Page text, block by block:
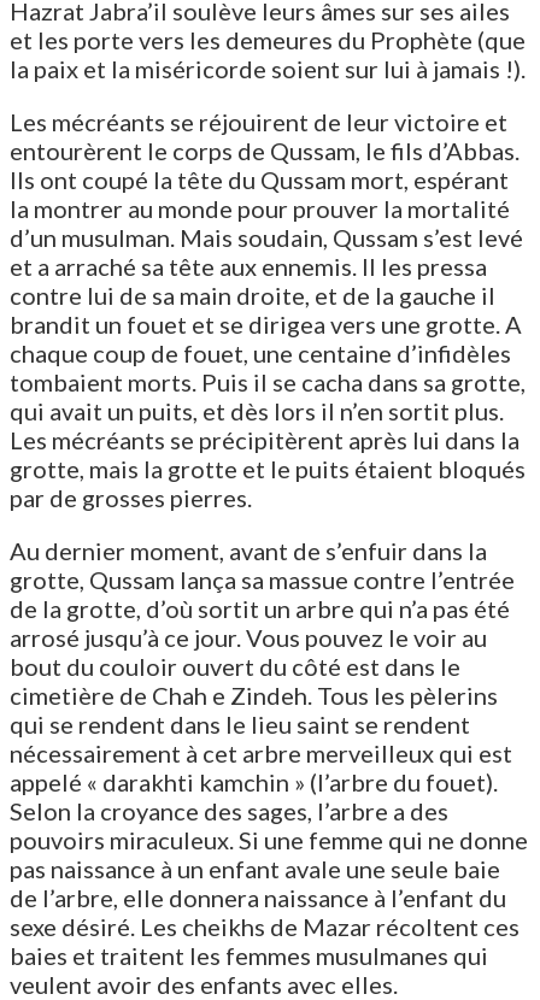
Hazrat Jabra’il soulève leurs âmes sur ses ailes
et les porte vers les demeures du Prophète (que
la paix et la miséricorde soient sur lui à jamais !).
Les mécréants se réjouirent de leur victoire et
entourèrent le corps de Qussam, le fils d’Abbas.
Ils ont coupé la tête du Qussam mort, espérant
la montrer au monde pour prouver la mortalité
d’un musulman. Mais soudain, Qussam s’est levé
et a arraché sa tête aux ennemis. Il les pressa
contre lui de sa main droite, et de la gauche il
brandit un fouet et se dirigea vers une grotte. A
chaque coup de fouet, une centaine d’infidèles
tombaient morts. Puis il se cacha dans sa grotte,
qui avait un puits, et dès lors il n’en sortit plus.
Les mécréants se précipitèrent après lui dans la
grotte, mais la grotte et le puits étaient bloqués
par de grosses pierres.
Au dernier moment, avant de s’enfuir dans la
grotte, Qussam lança sa massue contre l’entrée
de la grotte, d’où sortit un arbre qui n’a pas été
arrosé jusqu’à ce jour. Vous pouvez le voir au
bout du couloir ouvert du côté est dans le
cimetière de Chah e Zindeh. Tous les pèlerins
qui se rendent dans le lieu saint se rendent
nécessairement à cet arbre merveilleux qui est
appelé « darakhti kamchin » (l’arbre du fouet).
Selon la croyance des sages, l’arbre a des
pouvoirs miraculeux. Si une femme qui ne donne
pas naissance à un enfant avale une seule baie
de l’arbre, elle donnera naissance à l’enfant du
sexe désiré. Les cheikhs de Mazar récoltent ces
baies et traitent les femmes musulmanes qui
veulent avoir des enfants avec elles.